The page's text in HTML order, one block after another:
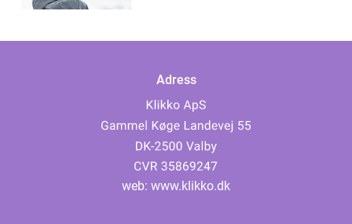
Adress
web: www.klikko.dk